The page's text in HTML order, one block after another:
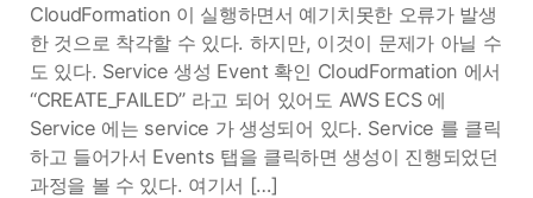
CloudFormation 이 실행하면서 예기치못한 오류가 발생
한 것으로 착각할 수 있다. 하지만, 이것이 문제가 아닐 수
도 있다. Service 생성 Event 확인 CloudFormation 에서
“CREATE_FAILED” 라고 되어 있어도 AWS ECS 에
Service 에는 service 가 생성되어 있다. Service 를 클릭
하고 들어가서 Events 탭을 클릭하면 생성이 진행되었던
과정을 볼 수 있다. 여기서 […]